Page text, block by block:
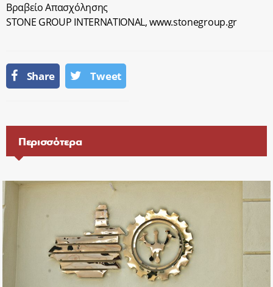
Βραβείο Απασχόλησης
STONE GROUP INTERNATIONAL, www.stonegroup.gr
Share Tweet
Περισσότερα